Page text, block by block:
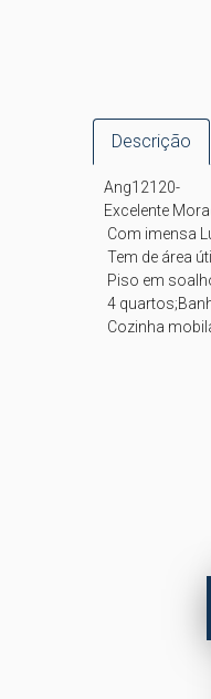
Descrição
Ang12120-
Excelente